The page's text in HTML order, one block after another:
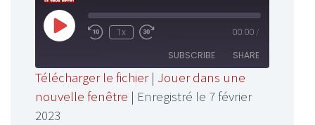
Play
EpisodeRewind
Seconds
1x
Fast
Forward
30
seconds
00:00 /
SUBSCRIBE SHARE
SHARE
Télécharger le fichier| Jouer dans une
nouvelle fenêtre | Enregistré le 7 février
2023